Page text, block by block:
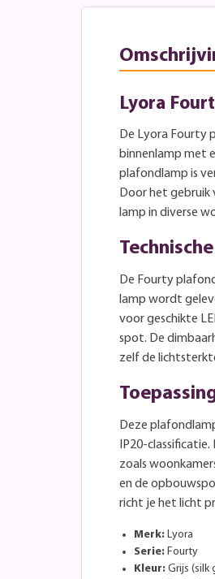
Lyora
De Lyora Fourty
binnenlamp met
plafondlamp is
Door het gebruik
lamp in diverse
De Fourty
lamp wordt
voor geschikte
spot. De
zelf de
Deze
IP20-
zoals
en de
richt je het licht
Merk: Lyora
Serie: Fourty
Kleur: Grijs (silk